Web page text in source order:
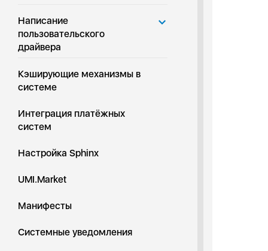
Написание
пользовательского
драйвера
Кэширующие механизмы в
системе
Интеграция платёжных
систем
Настройка Sphinx
UMI.Market
Манифесты
Системные уведомления